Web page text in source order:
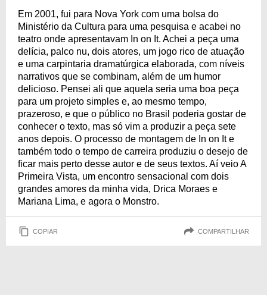
Em 2001, fui para Nova York com uma bolsa do
Ministério da Cultura para uma pesquisa e acabei no
teatro onde apresentavam In on It. Achei a peça uma
delícia, palco nu, dois atores, um jogo rico de atuação
e uma carpintaria dramatúrgica elaborada, com níveis
narrativos que se combinam, além de um humor
delicioso. Pensei ali que aquela seria uma boa peça
para um projeto simples e, ao mesmo tempo,
prazeroso, e que o público no Brasil poderia gostar de
conhecer o texto, mas só vim a produzir a peça sete
anos depois. O processo de montagem de In on It e
também todo o tempo de carreira produziu o desejo de
ficar mais perto desse autor e de seus textos. Aí veio A
Primeira Vista, um encontro sensacional com dois
grandes amores da minha vida, Drica Moraes e
Mariana Lima, e agora o Monstro.
COPIAR COMPARTILHAR